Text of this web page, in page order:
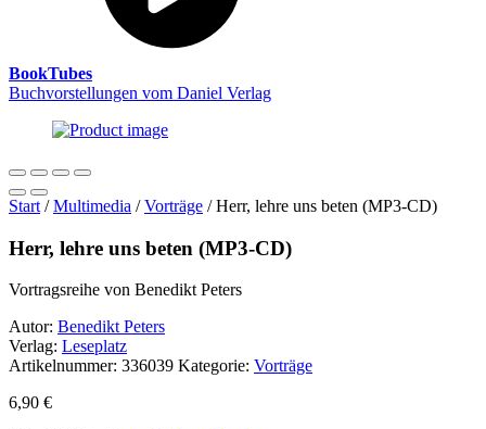
BookTubes
Buchvorstellungen vom Daniel Verlag
Start /Multimedia /Vorträge / Herr, lehre uns beten (MP3-CD)
Herr, lehre uns beten (MP3-CD)
Vortragsreihe von Benedikt Peters
Autor: Benedikt Peters
Verlag: Leseplatz
Artikelnummer: 336039 Kategorie: Vorträge
6,90 €